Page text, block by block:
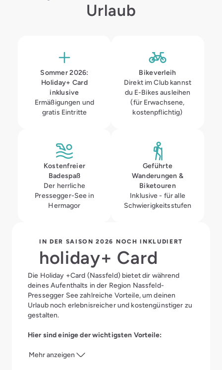
Urlaub
Sommer 2026:
Holiday+ Card
inklusive
Ermäßigungen und
gratis Eintritte
Bikeverleih
Direkt im Club kannst
du E-Bikes ausleihen
(für Erwachsene,
kostenpflichtig)
Kostenfreier
Badespaß
Der herrliche
Pressegger-See in
Hermagor
Geführte
Wanderungen &
Biketouren
Inklusive - für alle
Schwierigkeitsstufen
IN DER SAISON 2026 NOCH INKLUDIERT
holiday+ Card
Die Holiday +Card (Nassfeld) bietet dir während
deines Aufenthalts in der Region Nassfeld-
Pressegger See zahlreiche Vorteile, um deinen
Urlaub noch erlebnisreicher und kostengünstiger zu
gestalten.
Hier sind einige der wichtigsten Vorteile:
Mehr anzeigen